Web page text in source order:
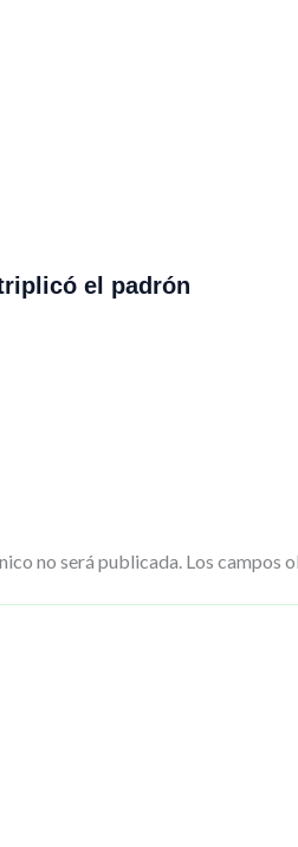
el padrón
no será publicada. Los campos